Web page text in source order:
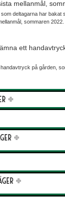
deltagarna har bakat
sommaren 2022.
på gården,